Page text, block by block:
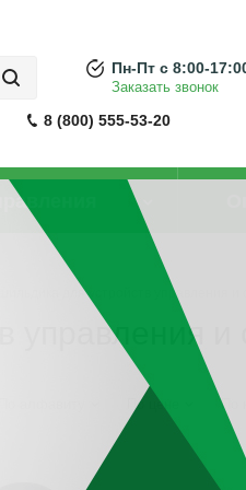
8 (800) 555-53-20
Пн-Пт с 8:00-
Заказать звонок
для устройств управления и
управления и
По цене По